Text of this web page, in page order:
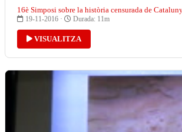
16è Simposi sobre la història censurada de
19-11-2016 · Durada: 11m
VISUALITZA